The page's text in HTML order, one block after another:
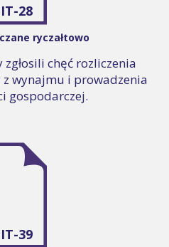
28
ryczałtowo
chęć rozliczenia
z wynajmu i prowadzenia
gospodarczej.
39